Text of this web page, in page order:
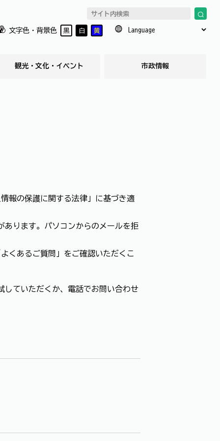
文字色・背景色 黒 白 黄
観光・文化・イベント 市政情報
報の保護に関する法律」に基づき適
あります。パソコンからのメールを拒
くあるご質問」をご確認いただくこ
ていただくか、電話でお問い合わせ